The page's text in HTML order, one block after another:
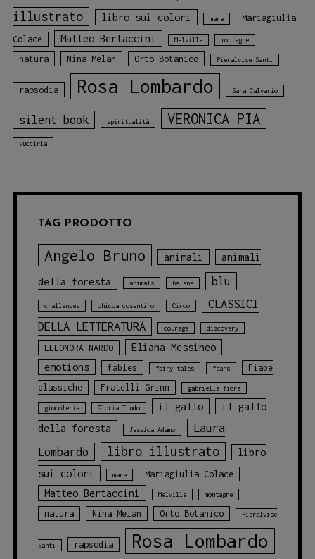
illustrato
libro sui colori mare
Mariagiulia
Colace
Matteo Bertaccini Melville montagne
natura Nina Melan Orto Botanico Pieralvise Santi
rapsodia Rosa Lombardo Sara Calvario
silent book spiritualità VERONICA PIA
vucciria
TAG PRODOTTO
Angelo Bruno animali animali
della foresta animals balene blu
challenges chicca cosentino Circo
CLASSICI
DELLA LETTERATURA
courage discovery
ELEONORA NARDO
Eliana Messineo
emotions
fables fairy tales fears
Fiabe
classiche
Fratelli Grimm gabriella fiore
giocoleria Gloria Tundo il gallo
il gallo
della foresta
Jessica Adamo
Laura
Lombardo
libro illustrato
libro
sui colori
mare Mariagiulia Colace
Matteo Bertaccini Melville montagne
natura Nina Melan Orto Botanico Pieralvise
Santi rapsodia Rosa Lombardo